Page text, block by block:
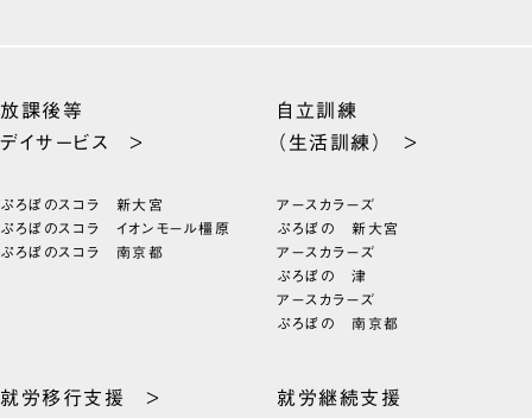
放課後等
デイサービス >
ぷろぼのスコラ 新大宮
ぷろぼのスコラ イオンモール橿原
ぷろぼのスコラ 南京都
自立訓練
（生活訓練） >
アースカラーズ
ぷろぼの 新大宮
アースカラーズ
ぷろぼの 津
アースカラーズ
ぷろぼの 南京都
就労移行支援 >
就労継続支援